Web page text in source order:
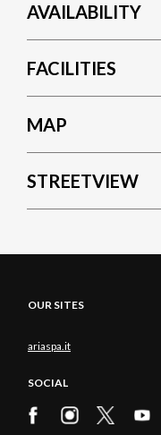
AVAILABILITY
FACILITIES
MAP
STREETVIEW
OUR SITES
ariaspa.it
SOCIAL